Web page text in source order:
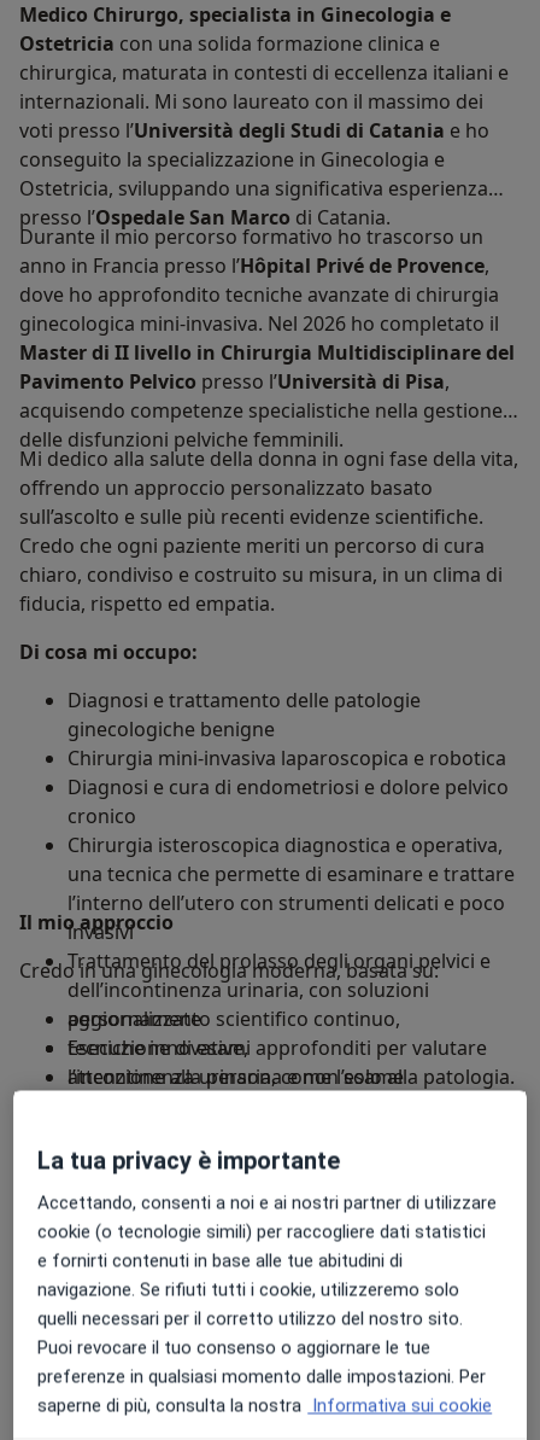
Medico Chirurgo, specialista in Ginecologia e
Ostetricia con una solida formazione clinica e
chirurgica, maturata in contesti di eccellenza italiani e
internazionali. Mi sono laureato con il massimo dei
voti presso l’Università degli Studi di Catania e ho
conseguito la specializzazione in Ginecologia e
Ostetricia, sviluppando una significativa esperienza
presso l’Ospedale San Marco di Catania.
Durante il mio percorso formativo ho trascorso un
anno in Francia presso l’Hôpital Privé de Provence,
dove ho approfondito tecniche avanzate di chirurgia
ginecologica mini-invasiva. Nel 2026 ho completato il
Master di II livello in Chirurgia Multidisciplinare del
Pavimento Pelvico presso l’Università di Pisa,
acquisendo competenze specialistiche nella gestione
delle disfunzioni pelviche femminili.
Mi dedico alla salute della donna in ogni fase della vita,
offrendo un approccio personalizzato basato
sull’ascolto e sulle più recenti evidenze scientifiche.
Credo che ogni paziente meriti un percorso di cura
chiaro, condiviso e costruito su misura, in un clima di
fiducia, rispetto ed empatia.
Di cosa mi occupo:
Diagnosi e trattamento delle patologie
ginecologiche benigne
Chirurgia mini-invasiva laparoscopica e robotica
Diagnosi e cura di endometriosi e dolore pelvico
cronico
Chirurgia isteroscopica diagnostica e operativa,
una tecnica che permette di esaminare e trattare
l’interno dell’utero con strumenti delicati e poco
invasivi
Trattamento del prolasso degli organi pelvici e
dell’incontinenza urinaria, con soluzioni
personalizzate
Esecuzione di esami approfonditi per valutare
l’incontinenza urinaria, come l’esame
Screening per infezioni sessualmente
trasmissibili (IST)
Consulenza per la menopausa e terapia
ormonale sostitutiva
Valutazione e trattamento dei disturbi del ciclo
mestruale
Diagnosi e gestione della sindrome dell’ovaio
policistico, una condizione che può influire sul
ciclo e sulla fertilità
Gestione di gravidanze fisiologiche e a rischio
Il mio approccio
Credo in una ginecologia moderna, basata su:
aggiornamento scientifico continuo,
tecniche innovative,
attenzione alla persona e non solo alla patologia.
Aree di competenza principali:
Ginecologia e ostetricia
Uroginecologia
Principali patologie trattate
Premenopausa
Cistite
Sindrome dell'ovaio policistico (PCOS / PMOS)
Endometriosi
Candidosi +34a11y_sr_more_diseases
La tua privacy è importante
Accettando, consenti a noi e ai nostri partner di utilizzare
cookie (o tecnologie simili) per raccogliere dati statistici
e fornirti contenuti in base alle tue abitudini di
navigazione. Se rifiuti tutti i cookie, utilizzeremo solo
quelli necessari per il corretto utilizzo del nostro sito.
Puoi revocare il tuo consenso o aggiornare le tue
preferenze in qualsiasi momento dalle impostazioni. Per
saperne di più, consulta la nostra Informativa sui cookie